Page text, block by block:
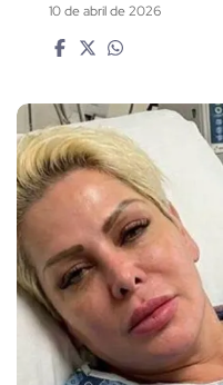
10 de abril de 2026